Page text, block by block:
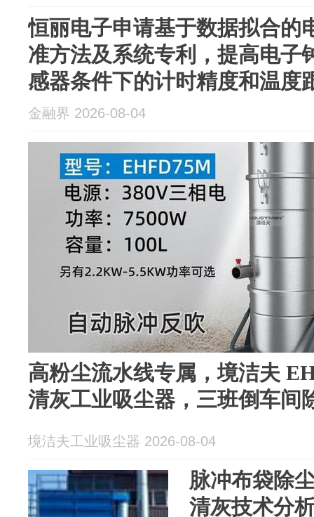
恒丽电子申请基于数据拟合的
准方法及系统专利，提高电子
感器条件下的计时精度和温度
金融界 2026-08-04
高粉尘流水线专属，境洁夫
清灰工业吸尘器，三班倒车间
境洁夫工业吸尘器 2026-08-04
脉冲布袋除
清灰技术分